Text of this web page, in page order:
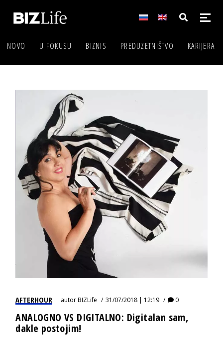
NOVO U FOKUSU BIZNIS PREDUZETNIŠTVO KARIJERA
AFTERHOUR autorBIZLife 31/07/2018 | 12:19 0
ANALOGNO VS DIGITALNO: Digitalan sam,
dakle postojim!